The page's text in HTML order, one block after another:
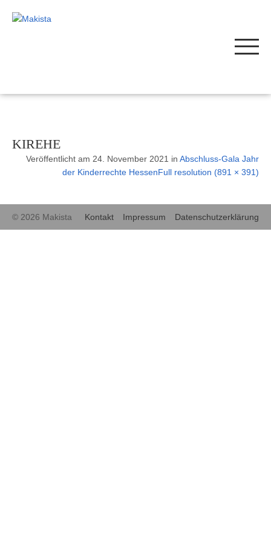
KIREHE
Veröffentlicht am 24. November 2021 in Abschluss-Gala Jahr
der Kinderrechte HessenFull resolution (891 × 391)
© 2026 Makista Kontakt Impressum Datenschutzerklärung